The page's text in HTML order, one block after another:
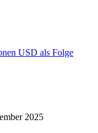
USD als Folge
2025